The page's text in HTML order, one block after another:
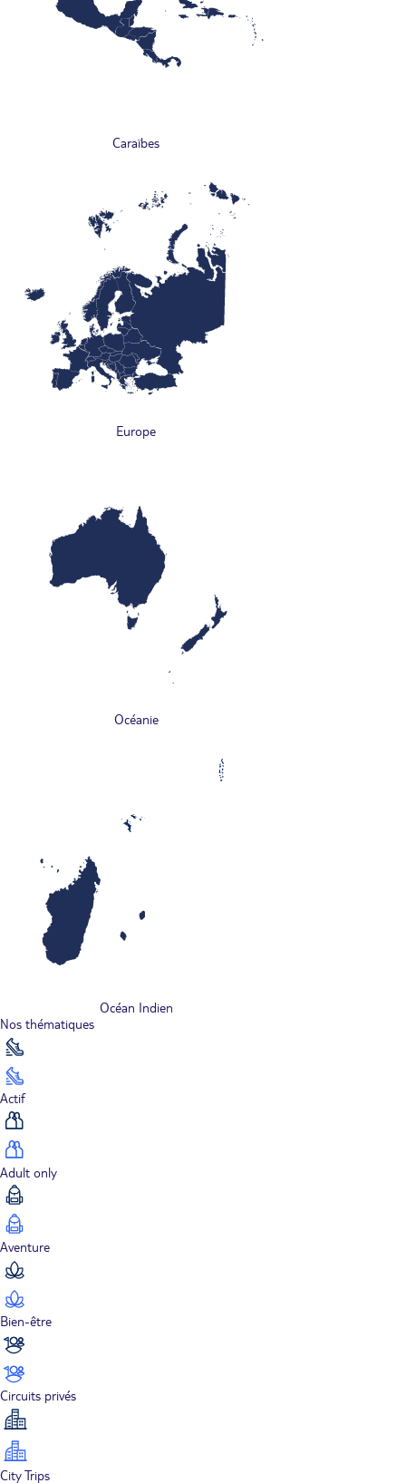
Caraïbes
Europe
Océanie
Océan Indien
Nos thématiques
Actif
Adult only
Aventure
Bien-être
Circuits privés
City Trips